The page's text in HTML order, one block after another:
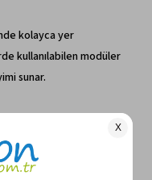
kolayca yer
kullanılabilen modüler
sunar.
çok amaçlı kullanım